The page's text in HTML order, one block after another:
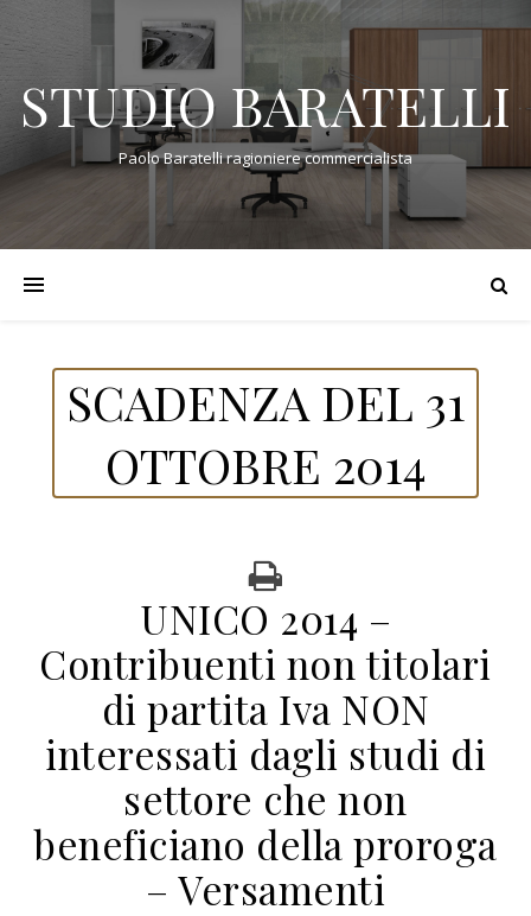
STUDIO BARATELLI
Paolo Baratelli ragioniere commercialista
SCADENZA DEL 31
OTTOBRE 2014
UNICO 2014 –
Contribuenti non titolari
di partita Iva NON
interessati dagli studi di
settore che non
beneficiano della proroga
– Versamenti